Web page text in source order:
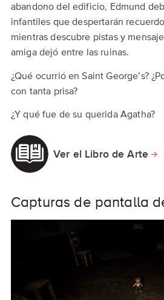
abandono del edificio, Edmund
infantiles que despertarán
mientras descubre pistas y
amiga dejó entre las ruinas.
¿Qué ocurrió en Saint George’s?
con tanta prisa?
¿Y qué fue de su querida Agatha?
Ver el Libro de Arte
Capturas de pantalla